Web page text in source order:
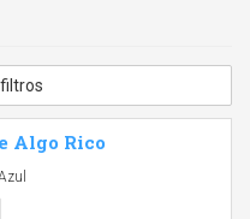
Algo Rico